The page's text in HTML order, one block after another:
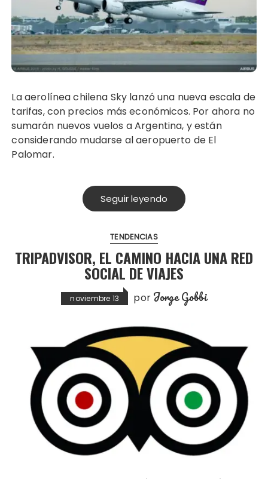
La aerolínea chilena Sky lanzó una nueva escala de
tarifas, con precios más económicos. Por ahora no
sumarán nuevos vuelos a Argentina, y están
considerando mudarse al aeropuerto de El
Palomar.
Seguir leyendo
TENDENCIAS
TRIPADVISOR, EL CAMINO HACIA UNA RED
SOCIAL DE VIAJES
noviembre 13 por Jorge Gobbi